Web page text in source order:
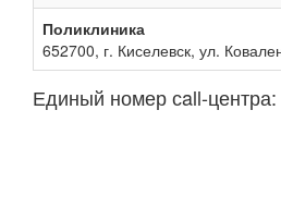
Поликлиника
652700, г. Киселевск, ул.
Единый номер сall-